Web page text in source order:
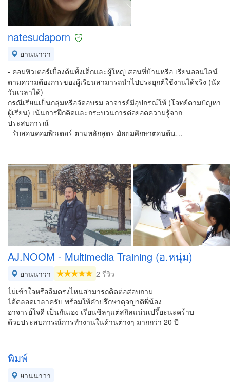
natesudaporn
ยานนาวา
- คอมพิวเตอร์เบื้องต้นทั้งเด็กและผู้ใหญ่ สอนที่บ้านหรือ เรียนออนไลน์
ตามความต้องการของผู้เรียนสามารถนำไปประยุกต์ใช้งานได้จริง (นัด
วันเวลาได้)
กรณีเรียนเป็นกลุ่มหรือจัดอบรม อาจารย์มีอุปกรณ์ให้ (โจทย์ตามปัญหา
ผู้เรียน) เน้นการฝึกคิดและกระบวนการต่อยอดความรู้จาก
ประสบการณ์
- รับสอนคอมพิวเตอร์ ตามหลักสูตร มัธยมศึกษาตอนต้น…
AJ.NOOM - Multimedia Training (อ.หนุ่ม)
ยานนาวา
2 รีวิว
ไม่เข้าใจหรือลืมตรงไหนสามารถติดต่อสอบถาม
ได้ตลอดเวลาครับ พร้อมให้คำปรึกษาดุจญาติพี่น้อง
อาจารย์ใจดี เป็นกันเอง เรียนชิลๆแต่สกิลแน่นเปรี๊ยะนะคร้าบ
ด้วยประสบการณ์การทำงานในด้านต่างๆ มากกว่า 20 ปี
พิมพ์
ยานนาวา